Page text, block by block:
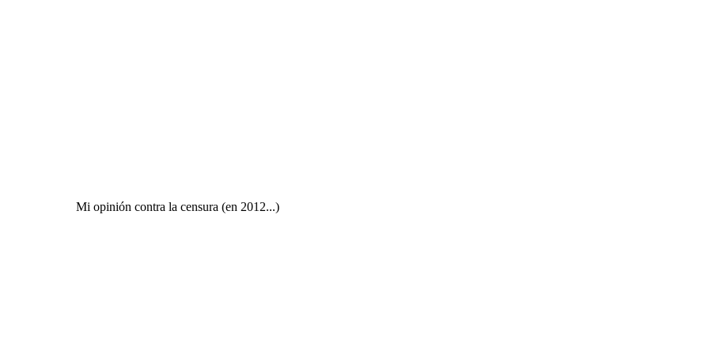
Mi opinión contra la censura (en 2012...)